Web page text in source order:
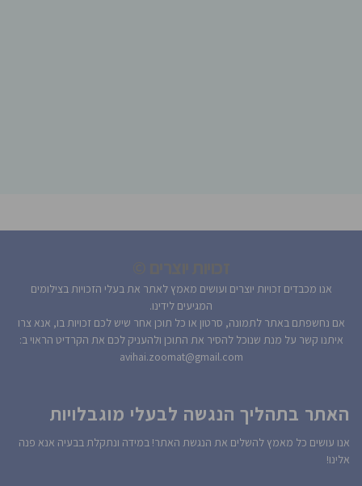
אנו מכבדים זכויות יוצרים ועושים מאמץ לאתר את בעלי הזכויות בצילומים
המגיעים לידינו.
אם נחשפתם באתר לתמונה, סרטון או כל תוכן אחר שיש לכם זכויות בו, אנא צרו
איתנו קשר על מנת שנוכל להסיר את התוכן ולהעניק לכם את הקרדיט הראוי ב:
avihai.zoomat@gmail.com
האתר בתהליך הנגשה לבעלי מוגבלויות
אנו עושים כל מאמץ להשלים את הנגשת האתר! במידה ונתקלת בבעיה אנא פנה
אלינו!